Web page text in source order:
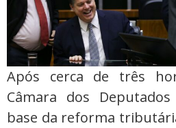
Após cerca de três
Câmara dos
base da reforma